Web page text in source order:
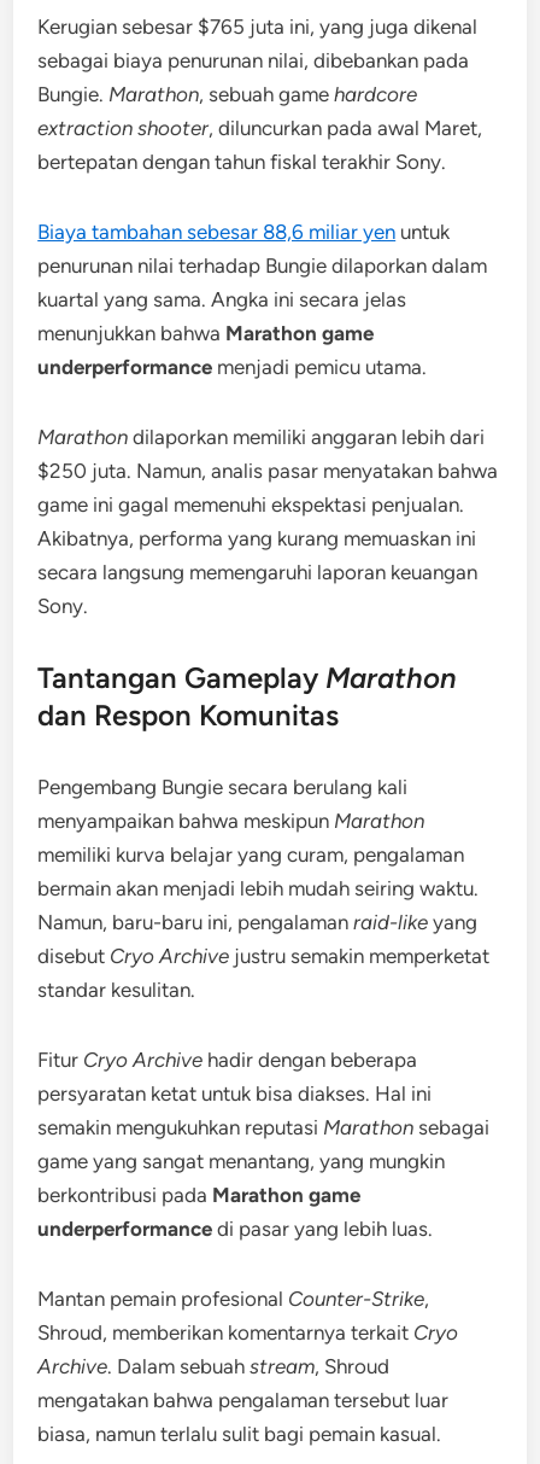
Kerugian sebesar $765 juta ini, yang juga dikenal
sebagai biaya penurunan nilai, dibebankan pada
Bungie. Marathon, sebuah gamehardcore
extraction shooter, diluncurkan pada awal Maret,
bertepatan dengan tahun fiskal terakhir Sony.
Biaya tambahan sebesar 88,6 miliar yen untuk
penurunan nilai terhadap Bungie dilaporkan dalam
kuartal yang sama. Angka ini secara jelas
menunjukkan bahwa Marathon game
underperformance menjadi pemicu utama.
Marathon dilaporkan memiliki anggaran lebih dari
$250 juta. Namun, analis pasar menyatakan bahwa
game ini gagal memenuhi ekspektasi penjualan.
Akibatnya, performa yang kurang memuaskan ini
secara langsung memengaruhi laporan keuangan
Sony.
Tantangan Gameplay Marathon
dan Respon Komunitas
Pengembang Bungie secara berulang kali
menyampaikan bahwa meskipun Marathon
memiliki kurva belajar yang curam, pengalaman
bermain akan menjadi lebih mudah seiring waktu.
Namun, baru-baru ini, pengalamanraid-like yang
disebut Cryo Archive justru semakin memperketat
standar kesulitan.
Fitur Cryo Archive hadir dengan beberapa
persyaratan ketat untuk bisa diakses. Hal ini
semakin mengukuhkan reputasi Marathon sebagai
game yang sangat menantang, yang mungkin
berkontribusi pada Marathon game
underperformance di pasar yang lebih luas.
Mantan pemain profesional Counter-Strike,
Shroud, memberikan komentarnya terkait Cryo
Archive. Dalam sebuahstream, Shroud
mengatakan bahwa pengalaman tersebut luar
biasa, namun terlalu sulit bagi pemain kasual.